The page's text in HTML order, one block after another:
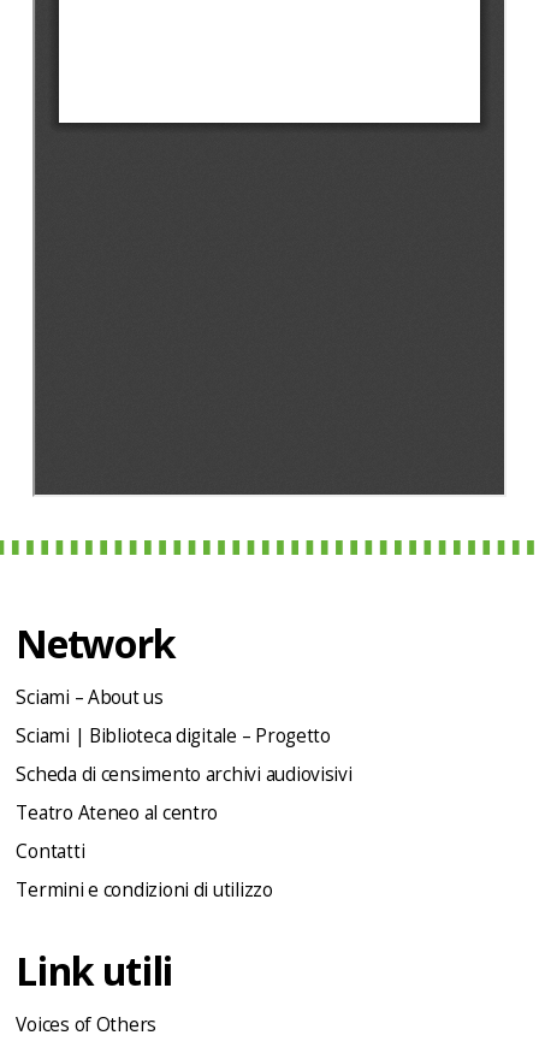
Network
Sciami – About us
Sciami | Biblioteca digitale – Progetto
Scheda di censimento archivi audiovisivi
Teatro Ateneo al centro
Contatti
Termini e condizioni di utilizzo
Link utili
Voices of Others